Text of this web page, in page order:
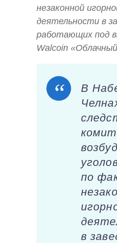
незаконной
деятельности в
работающих под
Walcoin
В
по
в